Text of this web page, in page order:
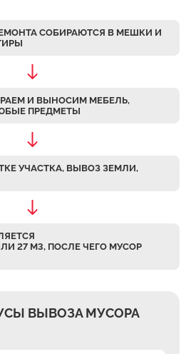
СОБИРАЮТСЯ В МЕШКИ И
И ВЫНОСИМ МЕБЕЛЬ,
ПРЕДМЕТЫ
УЧАСТКА, ВЫВОЗ ЗЕМЛИ,
27 М3, ПОСЛЕ ЧЕГО МУСОР
ВЫВОЗА МУСОРА